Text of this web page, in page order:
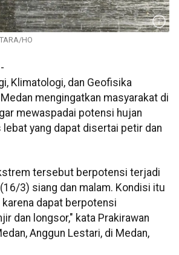
HO
Klimatologi, dan Geofisika
mengingatkan masyarakat di
mewaspadai potensi hujan
yang dapat disertai petir dan
tersebut berpotensi terjadi
3) siang dan malam. Kondisi itu
dapat berpotensi
dan longsor," kata Prakirawan
Anggun Lestari, di Medan,